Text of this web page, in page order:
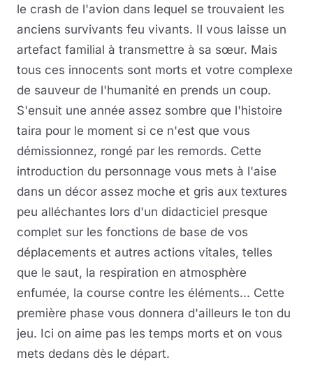
le crash de l'avion dans lequel se trouvaient les
anciens survivants feu vivants. Il vous laisse un
artefact familial à transmettre à sa sœur. Mais
tous ces innocents sont morts et votre complexe
de sauveur de l'humanité en prends un coup.
S'ensuit une année assez sombre que l'histoire
taira pour le moment si ce n'est que vous
démissionnez, rongé par les remords. Cette
introduction du personnage vous mets à l'aise
dans un décor assez moche et gris aux textures
peu alléchantes lors d'un didacticiel presque
complet sur les fonctions de base de vos
déplacements et autres actions vitales, telles
que le saut, la respiration en atmosphère
enfumée, la course contre les éléments... Cette
première phase vous donnera d'ailleurs le ton du
jeu. Ici on aime pas les temps morts et on vous
mets dedans dès le départ.